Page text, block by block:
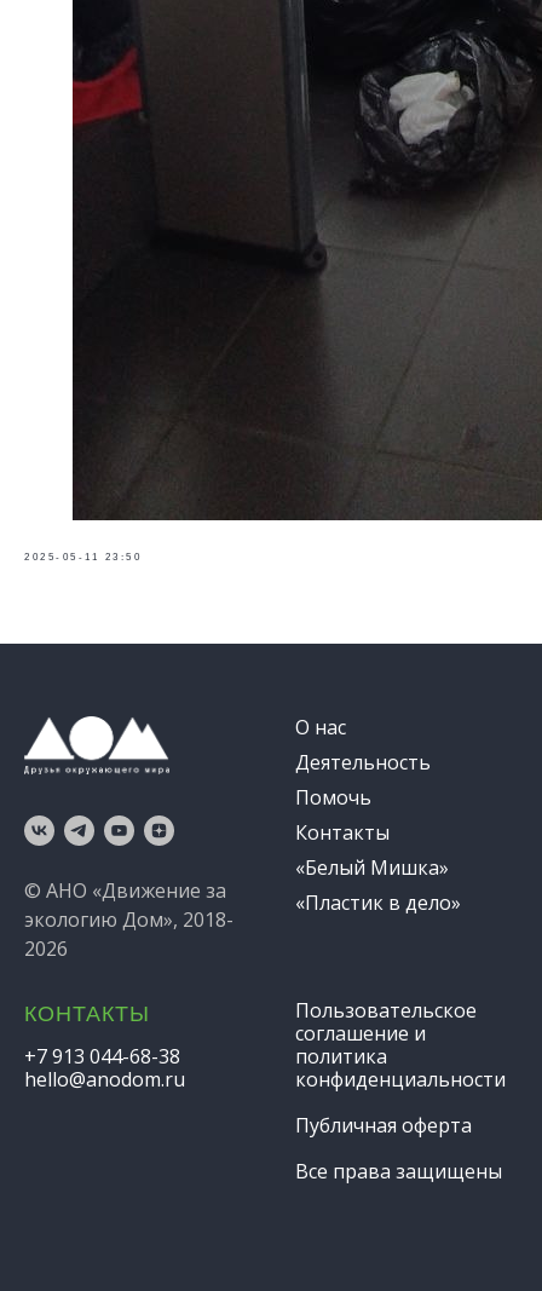
2025-05-11 23:50
© АНО «Движение за
экологию Дом», 2018-
2026
О нас
Деятельность
Помочь
Контакты
«Белый Мишка»
«Пластик в дело»
КОНТАКТЫ
+7 913 044-68-38
hello@anodom.ru
Пользовательское
соглашение и
политика
конфиденциальности
Публичная оферта
Все права защищены